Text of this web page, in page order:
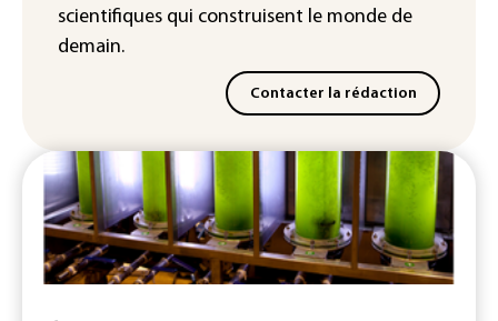
scientifiques qui construisent le monde de
demain.
Contacter la rédaction